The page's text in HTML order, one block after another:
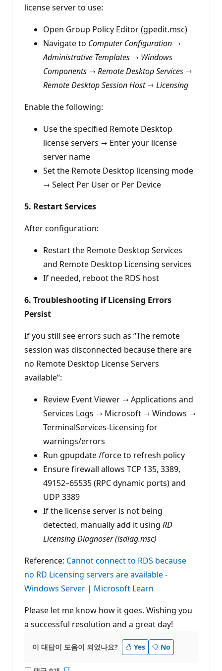
license server to use:
Open Group Policy Editor (gpedit.msc)
Navigate to Computer Configuration →
Administrative Templates → Windows
Components → Remote Desktop Services →
Remote Desktop Session Host → Licensing
Enable the following:
Use the specified Remote Desktop
license servers → Enter your license
server name
Set the Remote Desktop licensing mode
→ Select Per User or Per Device
5. Restart Services
After configuration:
Restart the Remote Desktop Services
and Remote Desktop Licensing services
If needed, reboot the RDS host
6. Troubleshooting if Licensing Errors
Persist
If you still see errors such as “The remote
session was disconnected because there are
no Remote Desktop License Servers
available”:
Review Event Viewer → Applications and
Services Logs → Microsoft → Windows →
TerminalServices-Licensing for
warnings/errors
Run gpupdate /force to refresh policy
Ensure firewall allows TCP 135, 3389,
49152–65535 (RPC dynamic ports) and
UDP 3389
If the license server is not being
detected, manually add it using RD
Licensing Diagnoser (lsdiag.msc)
Reference: Cannot connect to RDS because
no RD Licensing servers are available -
Windows Server | Microsoft Learn
Please let me know how it goes. Wishing you
a successful resolution and a great day!
이 대답이 도움이 되었나요? Yes No